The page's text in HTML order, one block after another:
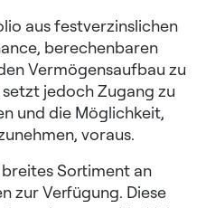
aus festverzinslichen
berechenbaren
Vermögensaufbau zu
jedoch Zugang zu
und die Möglichkeit,
voraus.
Sortiment an
zur Verfügung. Diese